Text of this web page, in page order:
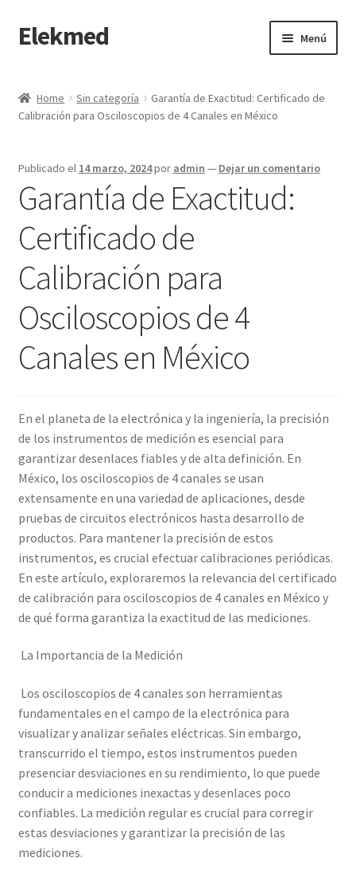
Saltar
a
Ir
al
Elekmed Menú
¿Por Qué Elegir a Elekmed México?
¿Qué es un amperímetro de gancho y cuál es su función
¿Qué es un Amperímetro y Cuál es su Función Principal?
¿Qué es un medidor de tierras y cuál es su función Principal?
¿Qué es un multímetro y cuál es su función Principal?
¿Qué es un osciloscopio y cuál es su función Principal?
Calibración de Amperímetros – Elekmed México
Calibración de Medidores de Resistencia – Elekmed México
Calibración de Multímetros – Elekmed México
Calibración de Osciloscopios – Elekmed México
Carrito
Medidor de tierras con certificado de calibración
Mi cuenta
Multímetro con certificado de calibración
Nuestra Misión en Elekmed México
Osciloscopio con certificado de calibración
Home Sin categoría
Garantía de Exactitud: Certificado de
Calibración para Osciloscopios de 4 Canales en México
Publicado el 14 marzo, 2024por admin — Dejar un comentario
Garantía de Exactitud:
Certificado de
Calibración para
Osciloscopios de 4
Canales en México
En el planeta de la electrónica y la ingeniería, la precisión
de los instrumentos de medición es esencial para
garantizar desenlaces fiables y de alta definición. En
México, los osciloscopios de 4 canales se usan
extensamente en una variedad de aplicaciones, desde
pruebas de circuitos electrónicos hasta desarrollo de
productos. Para mantener la precisión de estos
instrumentos, es crucial efectuar calibraciones periódicas.
En este artículo, exploraremos la relevancia del certificado
de calibración para osciloscopios de 4 canales en México y
de qué forma garantiza la exactitud de las mediciones.
La Importancia de la Medición
Los osciloscopios de 4 canales son herramientas
fundamentales en el campo de la electrónica para
visualizar y analizar señales eléctricas. Sin embargo,
transcurrido el tiempo, estos instrumentos pueden
presenciar desviaciones en su rendimiento, lo que puede
conducir a mediciones inexactas y desenlaces poco
confiables. La medición regular es crucial para corregir
estas desviaciones y garantizar la precisión de las
mediciones.